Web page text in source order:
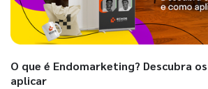
O que é Endomarketing? Descubra
aplicar